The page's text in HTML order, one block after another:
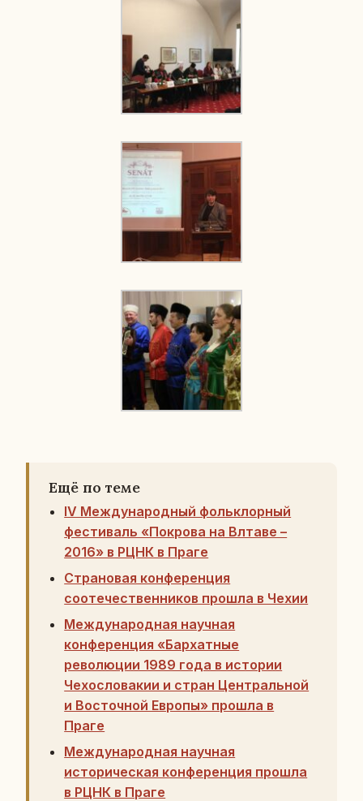
Ещё по теме
IV Международный фольклорный
фестиваль «Покрова на Влтаве –
2016» в РЦНК в Праге
Страновая конференция
соотечественников прошла в Чехии
Международная научная
конференция «Бархатные
революции 1989 года в истории
Чехословакии и стран Центральной
и Восточной Европы» прошла в
Праге
Международная научная
историческая конференция прошла
в РЦНК в Праге